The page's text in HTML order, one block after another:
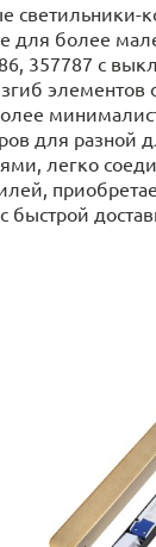
для более
357787 с
элементов
для
легко